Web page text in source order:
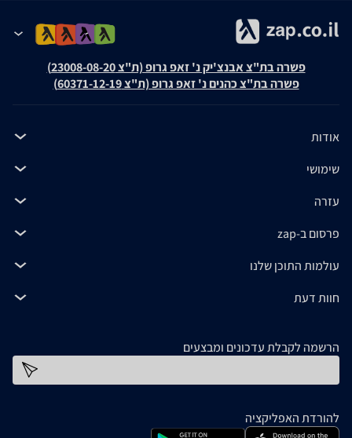
פשרה בת"צ אבנצ'יק נ' זאפ גרופ (ת"צ 23008-08-20)
פשרה בת"צ כהנים נ' זאפ גרופ (ת"צ 60371-12-19)
אודות
שימושי
עזרה
פרסום ב-zap
עולמות התוכן שלנו
חוות דעת
הרשמה לקבלת עדכונים ומבצעים
להורדת האפליקציה